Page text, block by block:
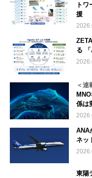
ト
援
る
＜連
係は
ANA
ネッ
東陽